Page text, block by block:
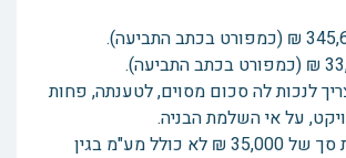
לנכות לה סכום מסוים, לטענתה, פחות
על אי השלמת הבניה.
בנוסף, היא תובעת סך של 35,000 ₪ לא כולל מע"מ בגין